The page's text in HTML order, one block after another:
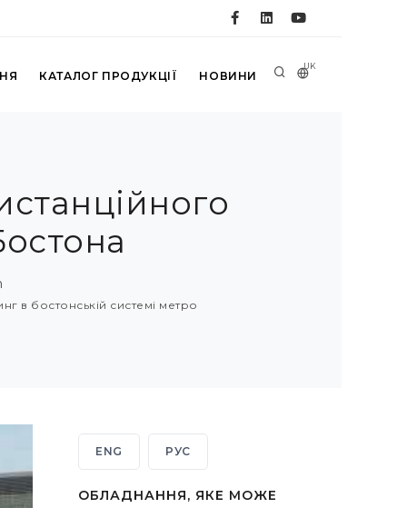
UK
КАТАЛОГ ПРОДУКЦІЇ НОВИНИ
в бостонській системі метро
ENG РУС
ОБЛАДНАННЯ, ЯКЕ МОЖЕ